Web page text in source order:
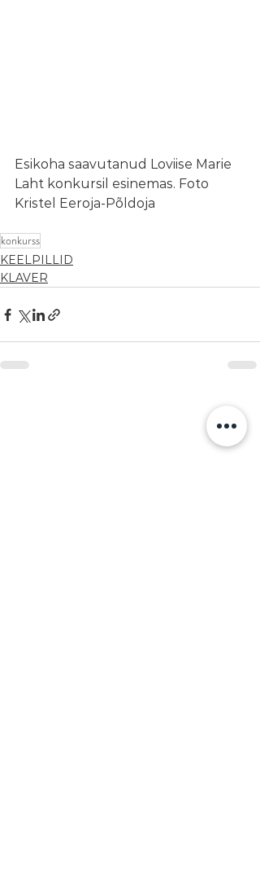
Esikoha saavutanud Loviise Marie
Laht konkursil esinemas. Foto
Kristel Eeroja-Põldoja
konkurss
KEELPILLID
KLAVER